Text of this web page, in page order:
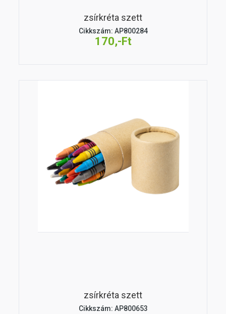
zsírkréta szett
Cikkszám: AP800284
170,-Ft
zsírkréta szett
Cikkszám: AP800653